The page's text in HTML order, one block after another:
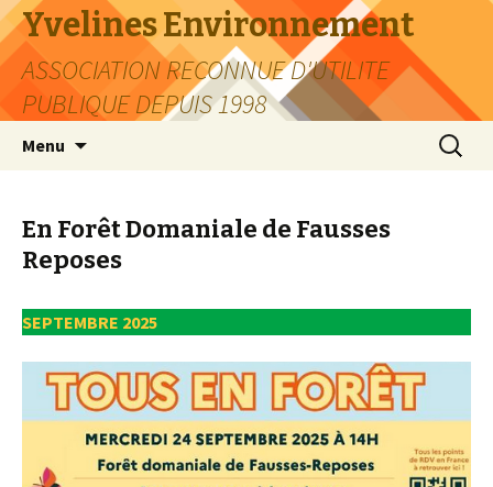
Yvelines Environnement
ASSOCIATION RECONNUE D'UTILITE
PUBLIQUE DEPUIS 1998
Menu
En Forêt Domaniale de Fausses
Reposes
SEPTEMBRE 2025